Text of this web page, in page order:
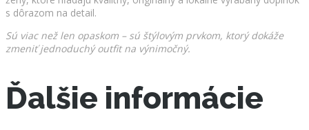
s dôrazom na detail.
Sú viac než len opaskom – sú štýlovým prvkom, ktorý dokáže
zmeniť jednoduchý outfit na výnimočný.
Ďalšie informácie